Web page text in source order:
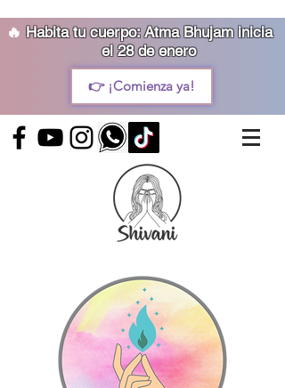
🔥 Habita tu cuerpo: Atma Bhujam inicia
el 28 de enero
👉 ¡Comienza ya!